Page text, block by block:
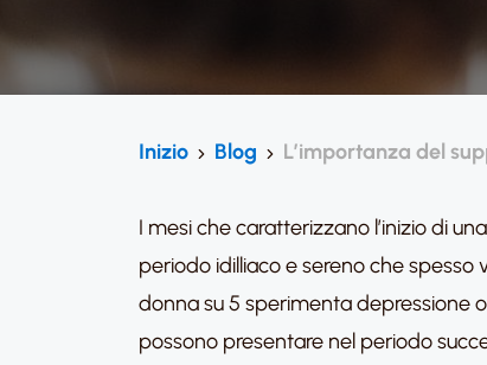
Inizio Blog L’importanza del
I mesi che caratterizzano l’inizio di
periodo idilliaco e sereno che
donna su 5 sperimenta depressione
possono presentare nel periodo